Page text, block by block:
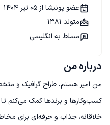
درباره من
من امیر هستم، طراح گرافیک و
خلاقانه، جذاب و حرفه‌ای برای مخاطبانشون تعریف کنن.
عضو پونیشا از 05 تیر 1404
متولد 1381
مسلط به انگلیسی